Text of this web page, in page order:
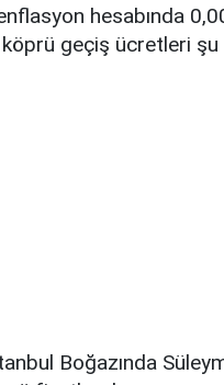
hesabında
geçiş ücretleri şu
Boğazında